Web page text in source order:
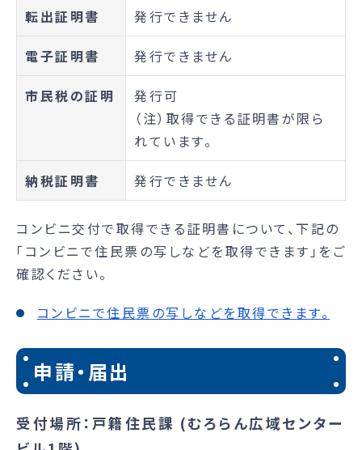
転出証明書 発行できません
電子証明書 発行できません
市民税の証明
発行可
（注）取得できる証明書が限ら
れています。
納税証明書 発行できません
コンビニ交付で取得できる証明書について、下記の
「コンビニで住民票の写しなどを取得できます」をご
確認ください。
コンビニで住民票の写しなどを取得できます。
申請・届出
受付場所：戸籍住民課 (むろらん広域センター